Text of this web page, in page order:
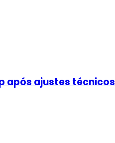
após ajustes técnicos